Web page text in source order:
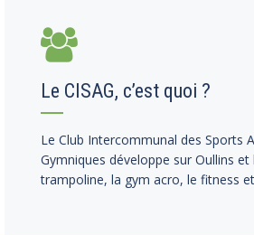
Le CISAG, c’est quoi ?
Le Club Intercommunal des Sports
Gymniques développe sur Oullins
trampoline, la gym acro, le fitness